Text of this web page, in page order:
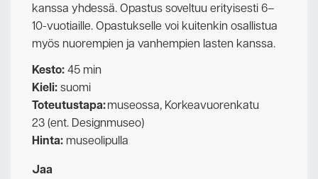
kanssa yhdessä. Opastus soveltuu erityisesti 6–
10-vuotiaille. Opastukselle voi kuitenkin osallistua
myös nuorempien ja vanhempien lasten kanssa.
Kesto:45 min
Kieli:suomi
Toteutustapa:museossa, Korkeavuorenkatu
23 (ent. Designmuseo)
Hinta: museolipulla
Jaa